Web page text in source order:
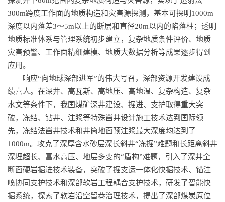
300m跨度工作面的地质构造和灾害源探测，基本可探明1000m
深度以内落差3～5m以上的断层和直径20m以内的陷落柱；透明
地质标准体系与管理系统初步建立，复杂地质条件评价、地质
灾害预警、工作面精细建模、地质大数据分析等成果逐步得到
应用。
响应“向地球深部进军”的伟大号召，深部资源开发建设成
绩喜人。在深井、高瓦斯、高地压、高地温、复杂构造、复杂
水文等条件下，我国煤矿深井建设、掘进、支护取得重大突
破，冻结、钻井、注浆等特殊凿井设计施工技术达到国际领
先，冻结法凿井技术和井筒地面预注浆最大深度均达到了
1000m。攻克了深厚含水砂层深长斜井“冻掘”难题和长距离斜井
深埋超长、富水高压、地层多变的“盾构”难题，引入了深井全
断面硬岩掘进技术装备，突破了掘支运一体化快掘技术、锚注
喷协同支护技术和深部软岩工程耦合支护技术，研发了智能快
掘系统，探索了软岩沿空留巷治理技术，提出了深部煤炭原位